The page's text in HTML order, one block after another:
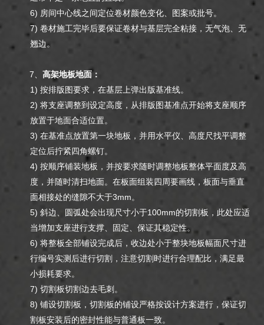
6) 房间中心线之间定位卷材颜色变化、图案或批号。
7) 卷材施工完毕后要保证卷材与基层完全粘接，无气泡、无
翘边。
7、高架地板地面：
1) 按排版图要求，在基层上弹出版基准线。
2) 将支座调整到设定高度，从排版图基准点开始将支座顺序
放置于地面合适位置。
3) 在基准点放置第一块地板，并用水平仪、高度尺找平调整
定位后拧紧四角螺钉。
4) 按顺序铺装地板，并按要求随时调整地板整体平面度及高
度，并随时清扫地面。在板面组装四周要画线，板面与垂直
面相接处的缝隙不大于3mm。
5) 斜边、圆弧处会出现尺寸小于100mm的切割板，此处应适
当增加支座进行支撑、固定、保证其稳定性。
6) 将整板全部铺设完成后，收边处小于整块地板幅面尺寸进
行编号实测后进行切割，注意切割时进行合理配比，满足最
小损耗要求。
7) 切割板切割边去毛刺。
8) 铺设切割板，切割板的铺设严格按设计方案进行，保证切
割板安装后的密封性能与普通板一致。